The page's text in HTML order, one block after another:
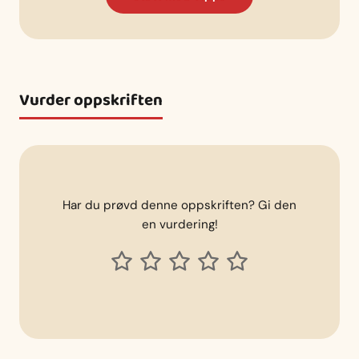
Vurder oppskriften
Har du prøvd denne oppskriften? Gi den
en vurdering!